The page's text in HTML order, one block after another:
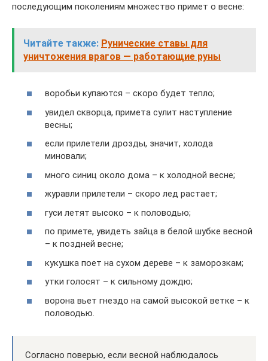
последующим поколениям множество примет о весне:
Читайте также: Рунические ставы для
уничтожения врагов — работающие руны
воробьи купаются – скоро будет тепло;
увидел скворца, примета сулит наступление
весны;
если прилетели дрозды, значит, холода
миновали;
много синиц около дома – к холодной весне;
журавли прилетели – скоро лед растает;
гуси летят высоко – к половодью;
по примете, увидеть зайца в белой шубке весной
– к поздней весне;
кукушка поет на сухом дереве – к заморозкам;
утки голосят – к сильному дождю;
ворона вьет гнездо на самой высокой ветке – к
половодью.
Согласно поверью, если весной наблюдалось